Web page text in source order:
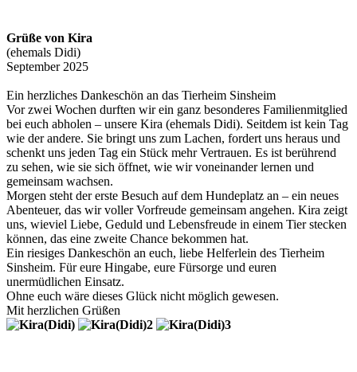
Grüße von Kira
(ehemals Didi)
September 2025
Ein herzliches Dankeschön an das Tierheim Sinsheim
Vor zwei Wochen durften wir ein ganz besonderes Familienmitglied
bei euch abholen – unsere Kira (ehemals Didi). Seitdem ist kein Tag
wie der andere. Sie bringt uns zum Lachen, fordert uns heraus und
schenkt uns jeden Tag ein Stück mehr Vertrauen. Es ist berührend
zu sehen, wie sie sich öffnet, wie wir voneinander lernen und
gemeinsam wachsen.
Morgen steht der erste Besuch auf dem Hundeplatz an – ein neues
Abenteuer, das wir voller Vorfreude gemeinsam angehen. Kira zeigt
uns, wieviel Liebe, Geduld und Lebensfreude in einem Tier stecken
können, das eine zweite Chance bekommen hat.
Ein riesiges Dankeschön an euch, liebe Helferlein des Tierheim
Sinsheim. Für eure Hingabe, eure Fürsorge und euren
unermüdlichen Einsatz.
Ohne euch wäre dieses Glück nicht möglich gewesen.
Mit herzlichen Grüßen